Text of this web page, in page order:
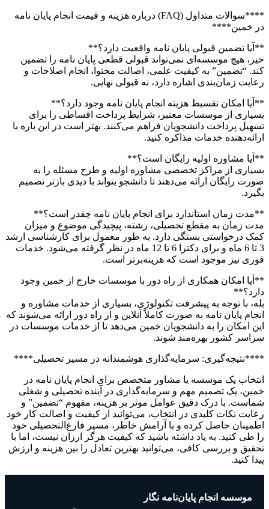
****سوالات متداول (FAQ) درباره هزینه و قیمت انجام پایان نامه
در خمین****
**آیا تضمین قبولی پایان نامه واقعیت دارد؟**
خیر، هیچ موسسه‌ای نمی‌تواند قبولی قطعی پایان نامه را تضمین
کند. “تضمین” به کیفیت علمی، اصالت محتوا، انجام اصلاحات و
رعایت زمان‌بندی اشاره دارد، نه قبولی نهایی.
**آیا امکان تقسیط هزینه انجام پایان نامه وجود دارد؟**
بسیاری از موسسات معتبر، شرایط پرداخت اقساطی را برای
تسهیل پرداخت دانشجویان فراهم می‌کنند. بهتر است در این باره با
ارائه‌دهنده خدمات مذاکره کنید.
**آیا مشاوره اولیه رایگان است؟**
بسیاری از مراکز تخصصی مشاوره اولیه و طرح مسئله را به
صورت رایگان ارائه می‌دهند تا دانشجو بتواند با دیدی بازتر تصمیم
بگیرد.
**مدت زمان استاندارد برای انجام پایان نامه چقدر است؟**
مدت زمان به مقطع تحصیلی، رشته، پیچیدگی موضوع و میزان
کمک درخواستی بستگی دارد. به طور معمول برای کارشناسی ارشد
3 تا 6 ماه و برای دکترا 6 تا 12 ماه در نظر گرفته می‌شود. خدمات
فوری نیز موجود است که هزینه‌برتر است.
**آیا امکان همکاری از راه دور با موسسات خارج از خمین وجود
دارد؟**
بله، با توجه به پیشرفت تکنولوژی، بسیاری از خدمات مشاوره و
انجام پایان نامه به صورت کاملاً آنلاین و از راه دور ارائه می‌شوند که
این امکان را به دانشجویان خمین می‌دهد تا از خدمات موسسات در
سراسر کشور بهره‌مند شوند.
****نتیجه‌گیری: سرمایه‌گذاری هوشمندانه در مسیر تحصیلی****
انتخاب یک موسسه یا مشاور متخصص برای انجام پایان نامه در
خمین، یک تصمیم مهم و سرمایه‌گذاری در آینده تحصیلی و شغلی
شماست. با درک دقیق عوامل موثر بر هزینه، مفهوم “تضمین” و
رعایت نکات کلیدی در انتخاب، می‌توانید از کیفیت و اصالت کار خود
اطمینان حاصل کرده و با آرامش خاطر، مسیر فارغ‌التحصیلی خود
را طی کنید. به یاد داشته باشید که کیفیت هرگز ارزان نیست، اما با
تحقیق و بررسی کافی، می‌توانید بهترین تعادل را بین هزینه و ارزش
پیدا کنید.
موسسه انجام پایان‌نامه نگار